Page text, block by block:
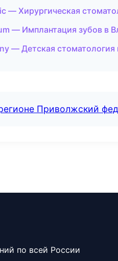
— Хирургическая
— Имплантация зубов в
— Детская стоматология
Приволжский
по всей России